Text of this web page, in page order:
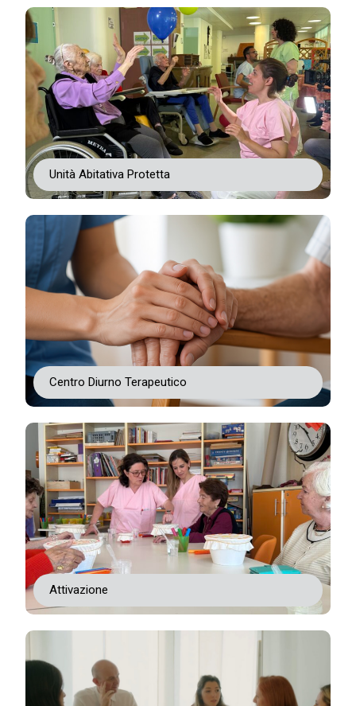
Unità Abitativa Protetta
Centro Diurno Terapeutico
Attivazione